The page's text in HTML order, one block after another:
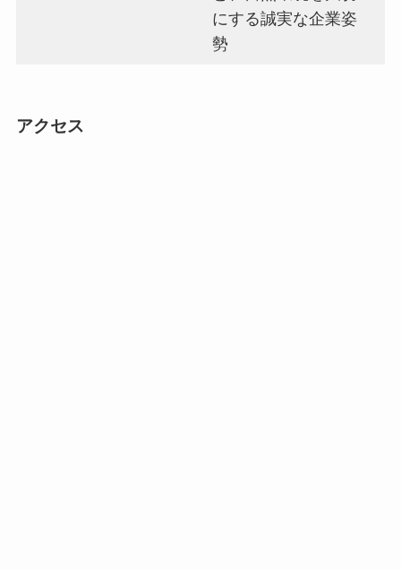
にする誠実な企業姿
勢
アクセス